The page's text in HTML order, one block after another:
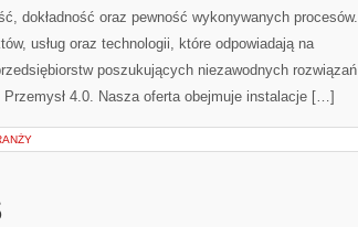
dokładność oraz pewność wykonywanych procesów.
usług oraz technologii, które odpowiadają na
poszukujących niezawodnych rozwiązań
4.0. Nasza oferta obejmuje instalacje […]